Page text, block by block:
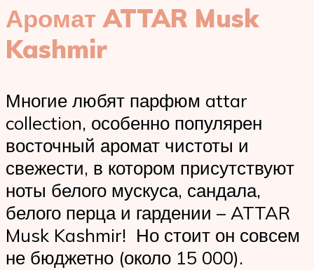
Аромат ATTAR Musk
Kashmir
Многие любят парфюм attar
collection, особенно популярен
восточный аромат чистоты и
свежести, в котором присутствуют
ноты белого мускуса, сандала,
белого перца и гардении – ATTAR
Musk Kashmir! Но стоит он совсем
не бюджетно (около 15 000).